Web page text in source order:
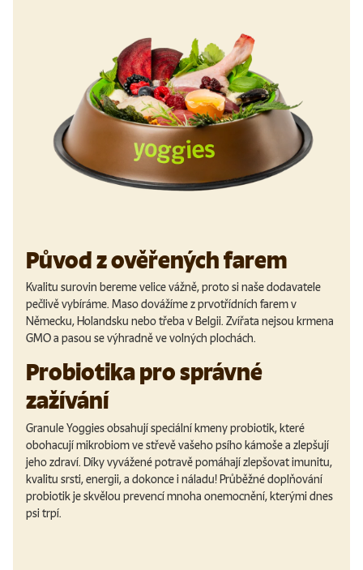
Původ z ověřených farem
Kvalitu surovin bereme velice vážně, proto si naše dodavatele
pečlivě vybíráme. Maso dovážíme z prvotřídních farem v
Německu, Holandsku nebo třeba v Belgii. Zvířata nejsou krmena
GMO a pasou se výhradně ve volných plochách.
Probiotika pro správné
zažívání
Granule Yoggies obsahují speciální kmeny probiotik, které
obohacují mikrobiom ve střevě vašeho psího kámoše a zlepšují
jeho zdraví. Díky vyvážené potravě pomáhají zlepšovat imunitu,
kvalitu srsti, energii, a dokonce i náladu! Průběžné doplňování
probiotik je skvělou prevencí mnoha onemocnění, kterými dnes
psi trpí.